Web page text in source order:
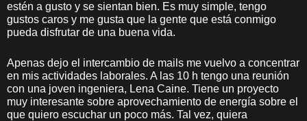
estén a gusto y se sientan bien. Es muy simple, tengo
gustos caros y me gusta que la gente que está conmigo
pueda disfrutar de una buena vida.
Apenas dejo el intercambio de mails me vuelvo a concentrar
en mis actividades laborales. A las 10 h tengo una reunión
con una joven ingeniera, Lena Caine. Tiene un proyecto
muy interesante sobre aprovechamiento de energía sobre el
que quiero escuchar un poco más. Tal vez, quiera